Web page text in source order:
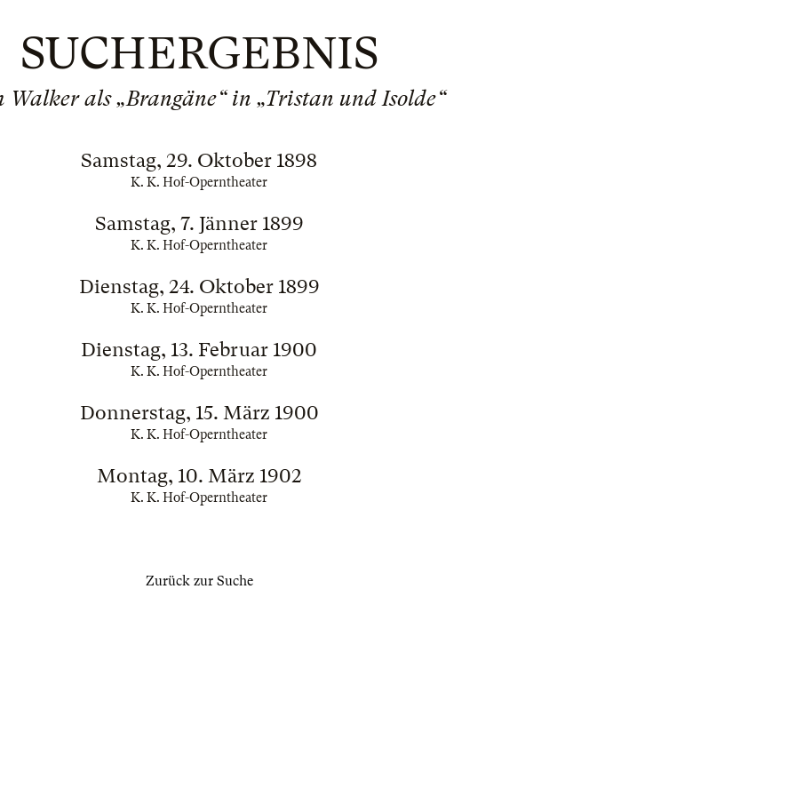
SUCHERGEBNIS
Walker als „Brangäne“ in „Tristan und Isolde“
Samstag, 29. Oktober 1898
K. K. Hof-Operntheater
Samstag, 7. Jänner 1899
K. K. Hof-Operntheater
Dienstag, 24. Oktober 1899
K. K. Hof-Operntheater
Dienstag, 13. Februar 1900
K. K. Hof-Operntheater
Donnerstag, 15. März 1900
K. K. Hof-Operntheater
Montag, 10. März 1902
K. K. Hof-Operntheater
Zurück zur Suche